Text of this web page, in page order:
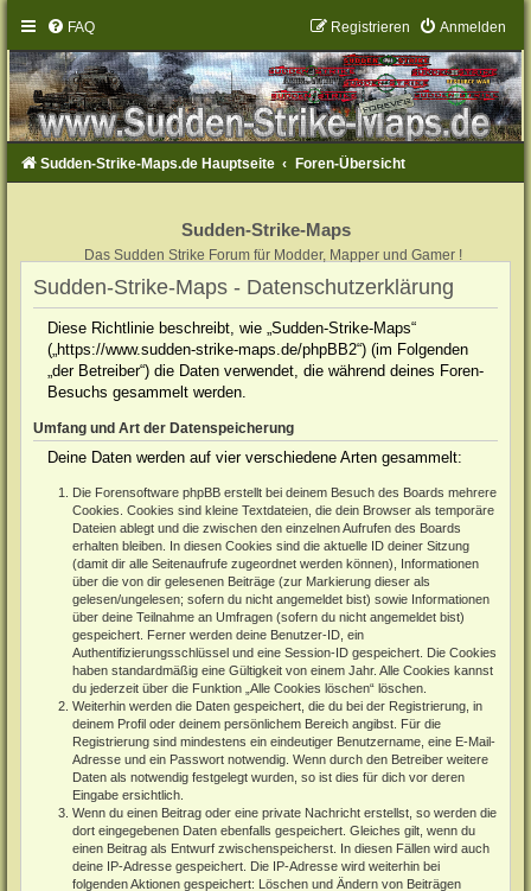
FAQ Anmelden
Registrieren
Sudden-Strike-Maps.de Hauptseite Foren-Übersicht
Sudden-Strike-Maps
Das Sudden Strike Forum für Modder, Mapper und Gamer !
Sudden-Strike-Maps - Datenschutzerklärung
Diese Richtlinie beschreibt, wie „Sudden-Strike-Maps“
(„https://www.sudden-strike-maps.de/phpBB2“) (im Folgenden
„der Betreiber“) die Daten verwendet, die während deines Foren-
Besuchs gesammelt werden.
Umfang und Art der Datenspeicherung
Deine Daten werden auf vier verschiedene Arten gesammelt:
Die Forensoftware phpBB erstellt bei deinem Besuch des Boards mehrere
Cookies. Cookies sind kleine Textdateien, die dein Browser als temporäre
Dateien ablegt und die zwischen den einzelnen Aufrufen des Boards
erhalten bleiben. In diesen Cookies sind die aktuelle ID deiner Sitzung
(damit dir alle Seitenaufrufe zugeordnet werden können), Informationen
über die von dir gelesenen Beiträge (zur Markierung dieser als
gelesen/ungelesen; sofern du nicht angemeldet bist) sowie Informationen
über deine Teilnahme an Umfragen (sofern du nicht angemeldet bist)
gespeichert. Ferner werden deine Benutzer-ID, ein
Authentifizierungsschlüssel und eine Session-ID gespeichert. Die Cookies
haben standardmäßig eine Gültigkeit von einem Jahr. Alle Cookies kannst
du jederzeit über die Funktion „Alle Cookies löschen“ löschen.
Weiterhin werden die Daten gespeichert, die du bei der Registrierung, in
deinem Profil oder deinem persönlichem Bereich angibst. Für die
Registrierung sind mindestens ein eindeutiger Benutzername, eine E-Mail-
Adresse und ein Passwort notwendig. Wenn durch den Betreiber weitere
Daten als notwendig festgelegt wurden, so ist dies für dich vor deren
Eingabe ersichtlich.
Wenn du einen Beitrag oder eine private Nachricht erstellst, so werden die
dort eingegebenen Daten ebenfalls gespeichert. Gleiches gilt, wenn du
einen Beitrag als Entwurf zwischenspeicherst. In diesen Fällen wird auch
deine IP-Adresse gespeichert. Die IP-Adresse wird weiterhin bei
folgenden Aktionen gespeichert: Löschen und Ändern von Beiträgen